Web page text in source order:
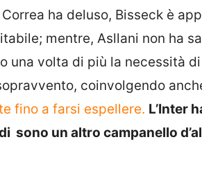
Correa ha deluso, Bisseck è
mentre, Asllani non ha
una volta di più la necessità
coinvolgendo
fino a farsi espellere. L’Inter
sono un altro campanello